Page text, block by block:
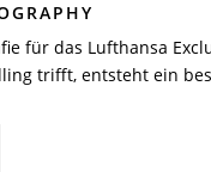
für das Lufthansa
trifft, entsteht ein